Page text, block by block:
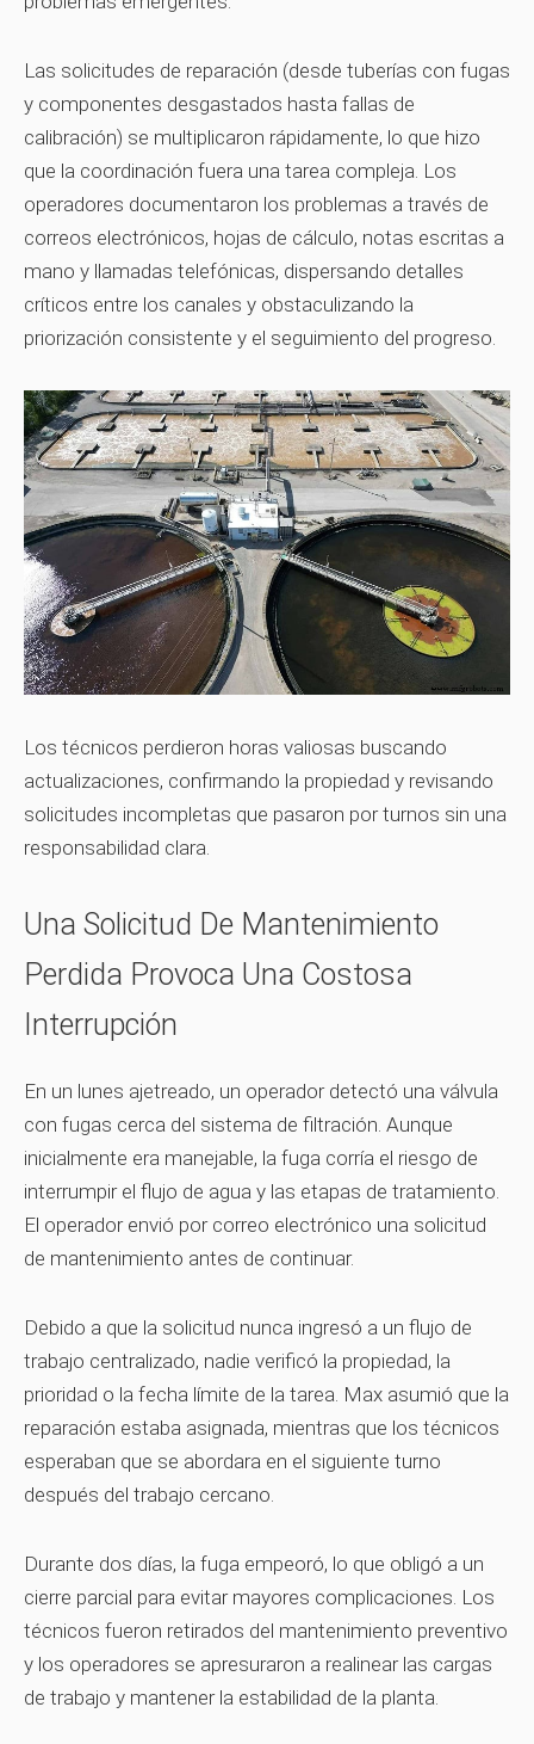
Las solicitudes de reparación (desde tuberías con fugas
y componentes desgastados hasta fallas de
calibración) se multiplicaron rápidamente, lo que hizo
que la coordinación fuera una tarea compleja. Los
operadores documentaron los problemas a través de
correos electrónicos, hojas de cálculo, notas escritas a
mano y llamadas telefónicas, dispersando detalles
críticos entre los canales y obstaculizando la
priorización consistente y el seguimiento del progreso.
Los técnicos perdieron horas valiosas buscando
actualizaciones, confirmando la propiedad y revisando
solicitudes incompletas que pasaron por turnos sin una
responsabilidad clara.
Una Solicitud De Mantenimiento
Perdida Provoca Una Costosa
Interrupción
En un lunes ajetreado, un operador detectó una válvula
con fugas cerca del sistema de filtración. Aunque
inicialmente era manejable, la fuga corría el riesgo de
interrumpir el flujo de agua y las etapas de tratamiento.
El operador envió por correo electrónico una solicitud
de mantenimiento antes de continuar.
Debido a que la solicitud nunca ingresó a un flujo de
trabajo centralizado, nadie verificó la propiedad, la
prioridad o la fecha límite de la tarea. Max asumió que la
reparación estaba asignada, mientras que los técnicos
esperaban que se abordara en el siguiente turno
después del trabajo cercano.
Durante dos días, la fuga empeoró, lo que obligó a un
cierre parcial para evitar mayores complicaciones. Los
técnicos fueron retirados del mantenimiento preventivo
y los operadores se apresuraron a realinear las cargas
de trabajo y mantener la estabilidad de la planta.